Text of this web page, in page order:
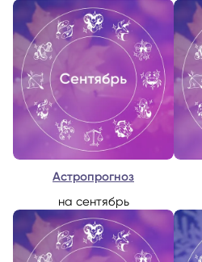
Астропрогноз
на сентябрь